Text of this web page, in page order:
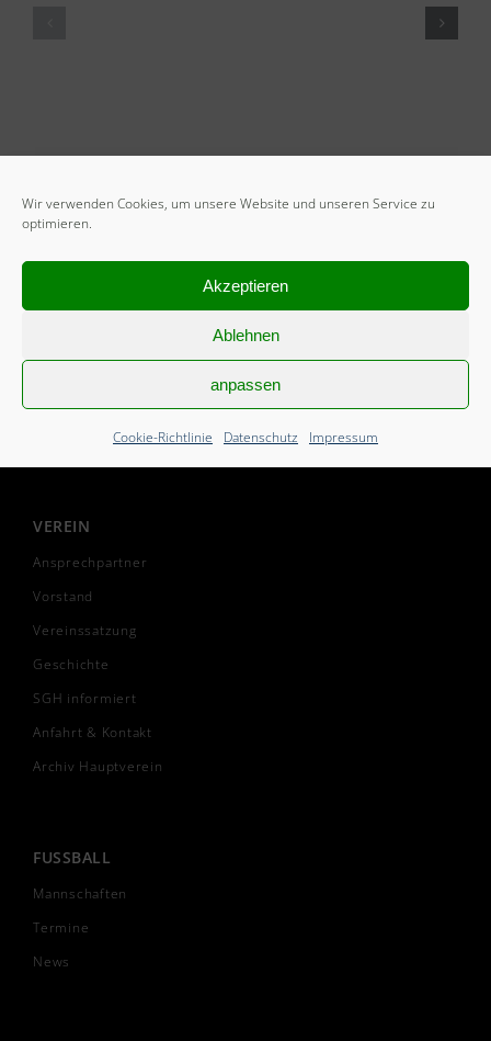
Wir verwenden Cookies, um unsere Website und unseren Service zu
optimieren.
Akzeptieren
Ablehnen
anpassen
Cookie-Richtlinie Datenschutz Impressum
Mitglied werden
Cookie-Richtlinie (EU)
VEREIN
Ansprechpartner
Vorstand
Vereinssatzung
Geschichte
SGH informiert
Anfahrt & Kontakt
Archiv Hauptverein
FUSSBALL
Mannschaften
Termine
News